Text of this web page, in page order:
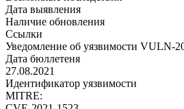
Дата выявления
Наличие обновления
Ссылки
Уведомление об уязвимости VULN-
Дата бюллетеня
27.08.2021
Идентификатор уязвимости
MITRE: